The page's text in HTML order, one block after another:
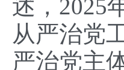
述，2025
从严治党
严治党主